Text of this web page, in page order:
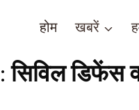
होम खबरें
डिफेंस